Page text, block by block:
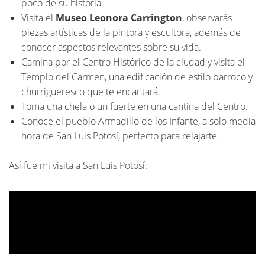
poco de su historia.
Visita el Museo Leonora Carrington, observarás
piezas artísticas de la pintora y escultora, además de
conocer aspectos relevantes sobre su vida.
Camina por el Centro Histórico de la ciudad y visita el
Templo del Carmen, una edificación de estilo barroco y
churrigueresco que te encantará.
Toma una chela o un fuerte en una cantina del Centro.
Conoce el pueblo Armadillo de los Infante, a solo media
hora de San Luis Potosí, perfecto para relajarte.
Así fue mi visita a San Luis Potosí: